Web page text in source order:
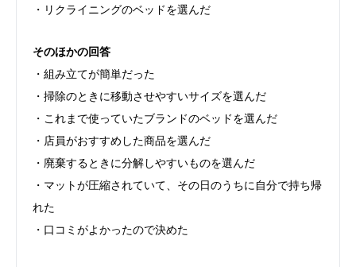
・リクライニングのベッドを選んだ
そのほかの回答
・組み立てが簡単だった
・掃除のときに移動させやすいサイズを選んだ
・これまで使っていたブランドのベッドを選んだ
・店員がおすすめした商品を選んだ
・廃棄するときに分解しやすいものを選んだ
・マットが圧縮されていて、その日のうちに自分で持ち帰
れた
・口コミがよかったので決めた